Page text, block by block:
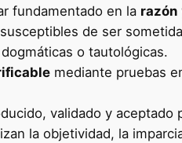
fundamentado en la razón
de ser
o tautológicas.
mediante pruebas
validado y aceptado
la objetividad, la